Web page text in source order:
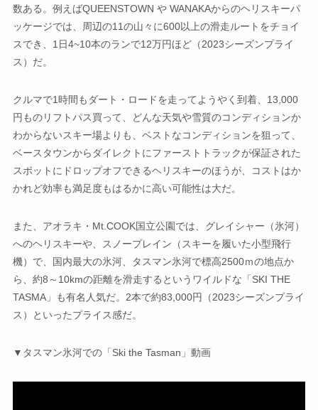
数ある。例えばQUEENSTOWN や WANAKAからのヘリスキーパ
ッケージでは、周辺の11の山々に600以上の滑走ルートをチョイ
スでき、1日4~10本のランで12万円ほど（2023シーズンプライ
ス）だ。
クルマで1時間もダート・ロードを走ってようやく到着、13,000
円ものリフトパス買って、どんな天気や雪質のコンディションか
わからないスキー場よりも、ベストなコンディションを狙って、
ベースタウンからダイレクトにファーストトラックが保証された
スポットにドロップオフできるヘリスキーのほうが、コストはか
かれど効率も満足度もはるかに高い可能性は大だ。
また、アオラキ・Mt.COOK国立公園では、グレイシャー（氷河）
へのヘリスキーや、スノープレイン（スキーを履いた小型飛行
機）で、国内最大の氷河、タスマン氷河で標高2500ｍの地点か
ら、約8～10kmの距離を滑走するというワイルドな「SKI THE
TASMA」も有名人気だ。2本で約83,000円（2023シーズンプライ
ス）といったプライス感だ。
▼タスマン氷河での「Ski the Tasman」動画